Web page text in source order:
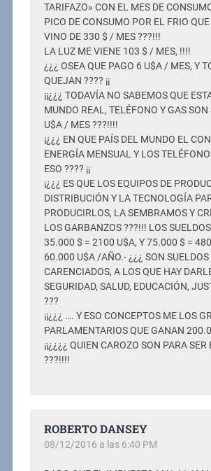
TARIFAZO» CON EL MES DE
PICO DE CONSUMO POR EL FRIO
VINO DE 330 $ / MES ???!!!
LA LUZ ME VIENE 103 $ / MES, !!!!
¿¿¿ OSEA QUE PAGO 6 U$A / MES, Y
QUEJAN ???? ¡¡
¡¡¿¿¿ TODAVÍA NO SABEMOS QUE
MUNDO REAL, TELÉFONO Y GAS SON
U$A / MES ???!!!!
¡¿¿¿ EN QUE PAÍS DEL MUNDO EL
ENERGÍA MENSUAL Y LOS
ESO ???? ¡¡
¡¿¿¿ ES QUE LOS EQUIPOS DE
DISTRIBUCIÓN Y LA TECNOLOGÍA
PRODUCIRLOS, LA SEMBRAMOS Y
LOS GARBANZOS ???!!! LOS
35.000 $ = 2100 U$A, Y 75.000 $ =
60.000 U$A /AÑO.- ¿¿¿ SON SUELDOS
CARENCIADOS, A LOS QUE HAY
SEGURIDAD, SALUD, EDUCACIÓN,
???
¡¡¿¿¿ …. Y ESO CONCEPTOS ME LOS
PARLAMENTARIOS QUE GANAN
¡¡¿¿¿¿ QUIEN CAROZO SON PARA
???!!!!
ROBERTO DANSEY
08/12/2016 a las 6:40 PM